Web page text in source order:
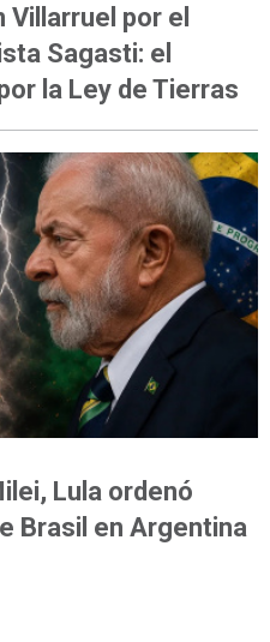
Villarruel por el
Sagasti: el
la Ley de Tierras
Lula ordenó
Brasil en Argentina